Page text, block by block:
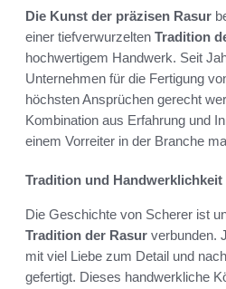
Die Kunst der präzisen Rasur
einer tiefverwurzelten Tradition
hochwertigem Handwerk. Seit
Unternehmen für die Fertigung
höchsten Ansprüchen gerecht
Kombination aus Erfahrung und
einem Vorreiter in der Branche
Tradition und Handwerklichkeit
Die Geschichte von Scherer ist
Tradition der Rasur verbunden.
mit viel Liebe zum Detail und
gefertigt. Dieses handwerkliche